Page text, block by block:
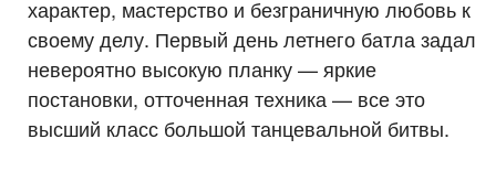
характер, мастерство и безграничную любовь к
своему делу. Первый день летнего батла задал
невероятно высокую планку — яркие
постановки, отточенная техника — все это
высший класс большой танцевальной битвы.